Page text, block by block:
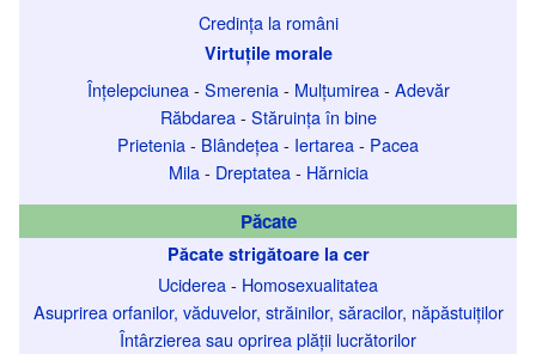
Credința la români
Virtuțile morale
Înțelepciunea- Smerenia- Mulțumirea- Adevăr
Răbdarea- Stăruința în bine
Prietenia- Blândețea- Iertarea- Pacea
Mila- Dreptatea- Hărnicia
Păcate
Păcate strigătoare la cer
Uciderea- Homosexualitatea
Asuprirea orfanilor, văduvelor, străinilor, săracilor, năpăstuiților
Întârzierea sau oprirea plății lucrătorilor